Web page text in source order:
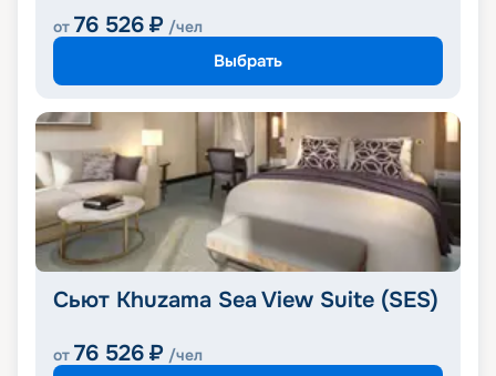
от 76 526 ₽ /чел
Выбрать
Сьют Khuzama Sea View Suite (SES)
от 76 526 ₽ /чел